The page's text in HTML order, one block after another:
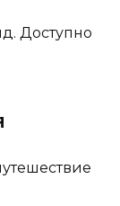
Доступно